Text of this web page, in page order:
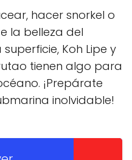
hacer snorkel o
la belleza del
Koh Lipe y
tienen algo para
¡Prepárate
inolvidable!